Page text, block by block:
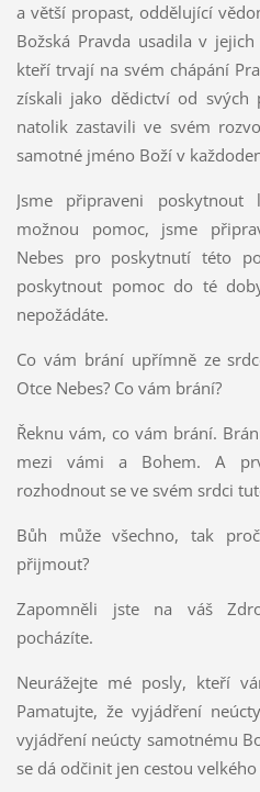
a větší propast, oddělující
Božská Pravda usadila v
kteří trvají na svém chápání
získali jako dědictví od
natolik zastavili ve svém
samotné jméno Boží v
Jsme připraveni
možnou pomoc, jsme
Nebes pro poskytnutí této
poskytnout pomoc do té
nepožádáte.
Co vám brání upřímně ze
Otce Nebes? Co vám brání?
Řeknu vám, co vám brání.
mezi vámi a Bohem. A
rozhodnout se ve svém srdci
Bůh může všechno, tak
přijmout?
Zapomněli jste na váš
pocházíte.
Neurážejte mé posly, kteří
Pamatujte, že vyjádření
vyjádření neúcty samotnému
se dá odčinit jen cestou